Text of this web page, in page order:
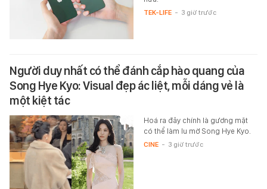
TEK-LIFE - 3 giờ trước
Người duy nhất có thể đánh cắp hào quang của
Song Hye Kyo: Visual đẹp ác liệt, mỗi dáng vẻ là
một kiệt tác
Hoá ra đây chính là gương mặt
có thể làm lu mờ Song Hye Kyo.
CINE - 3 giờ trước